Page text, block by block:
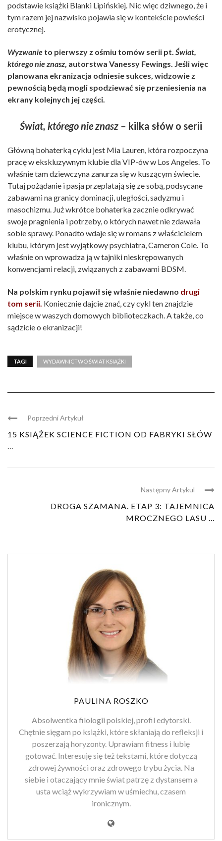
podstawie książki Blanki Lipińskiej. Nic więc dziwnego, że i
tym razem jej nazwisko pojawia się w kontekście powieści
erotycznej.
Wyzwanie to pierwszy z ośmiu tomów serii pt. Świat,
którego nie znasz, autorstwa Vanessy Fewings. Jeśli więc
planowana ekranizacja odniesie sukces, widzowie z
pewnością będą mogli spodziewać się przeniesienia na
ekrany kolejnych jej części.
Świat, którego nie znasz – kilka słów o serii
Główną bohaterką cyklu jest Mia Lauren, która rozpoczyna
pracę w ekskluzywnym klubie dla VIP-ów w Los Angeles. To
właśnie tam dziewczyna zanurza się w kuszącym świecie.
Tutaj pożądanie i pasja przeplatają się ze sobą, podsycane
zabawami na granicy dominacji, uległości, sadyzmu i
masochizmu. Już wkrótce bohaterka zacznie odkrywać
swoje pragnienia i potrzeby, o których nawet nie zdawała
sobie sprawy. Ponadto wdaje się w romans z właścicielem
klubu, którym jest wyjątkowy psychiatra, Cameron Cole. To
właśnie on wprowadza ją w tajniki nieskrępowanych
konwencjami relacji, związanych z zabawami BDSM.
Na polskim rynku pojawił się właśnie niedawno drugi
tom serii. Koniecznie dajcie znać, czy cykl ten znajdzie
miejsce w waszych domowych biblioteczkach. A także, co
sądzicie o ekranizacji!
TAGI WYDAWNICTWO ŚWIAT KSIĄŻKI
Poprzedni Artykuł
15 KSIĄŻEK SCIENCE FICTION OD FABRYKI SŁÓW
...
Następny Artykul
DROGA SZAMANA. ETAP 3: TAJEMNICA
MROCZNEGO LASU ...
PAULINA ROSZKO
Absolwentka filologii polskiej, profil edytorski.
Chętnie sięgam po książki, które skłaniają do refleksji i
poszerzają horyzonty. Uprawiam fitness i lubię
gotować. Interesuję się też tekstami, które dotyczą
zdrowej żywności oraz zdrowego trybu życia. Na
siebie i otaczający mnie świat patrzę z dystansem a
usta wciąż wykrzywiam w uśmiechu, czasem
ironicznym.